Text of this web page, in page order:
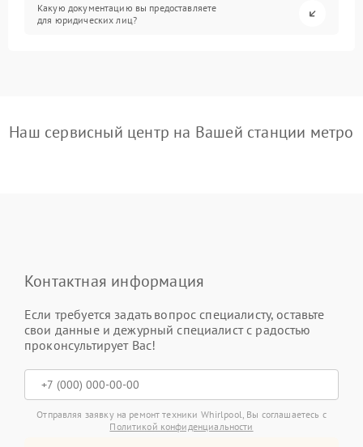
Какую документацию вы предоставляете
для юридических лиц?
Наш сервисный центр на Вашей станции метро
Контактная информация
Если требуется задать вопрос специалисту, оставьте
свои данные и дежурный специалист с радостью
проконсультирует Вас!
Отправляя заявку на ремонт техники Whirlpool, Вы соглашаетесь с
Политикой конфиденциальности